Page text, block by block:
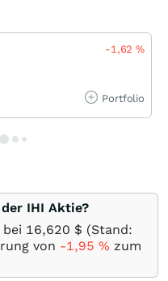
-1,62%
Portfolio
IHI Aktie?
16,620 $ (Stand:
von -1,95 % zum